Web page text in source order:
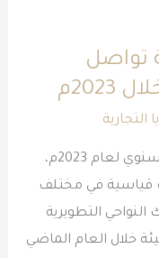
تواصل
التجارية
أصدرت هيئة السوق المالية تقريرها السنوي لعام 2023م،
قياسية في مختلف
التطويرية
خلال العام الماضي